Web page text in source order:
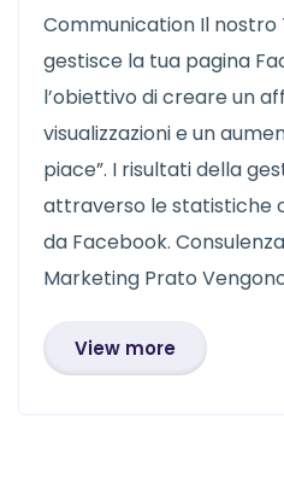
Communication Il nostro
gestisce la tua pagina
l’obiettivo di creare un
visualizzazioni e un
piace”. I risultati della
attraverso le statistiche
da Facebook.
Marketing Prato
View more